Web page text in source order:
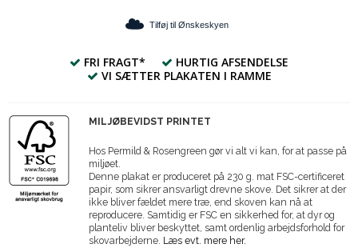
Tilføj til Ønskeskyen
FRI FRAGT*
HURTIG AFSENDELSE
VI SÆTTER PLAKATEN I RAMME
MILJØBEVIDST PRINTET
Hos Permild & Rosengreen gør vi alt vi kan, for at passe på
miljøet.
Denne plakat er produceret på 230 g. mat FSC-certificeret
papir, som sikrer ansvarligt drevne skove. Det sikrer at der
ikke bliver fældet mere træ, end skoven kan nå at
reproducere. Samtidig er FSC en sikkerhed for, at dyr og
planteliv bliver beskyttet, samt ordenlig arbejdsforhold for
skovarbejderne. Læs evt. mere her.